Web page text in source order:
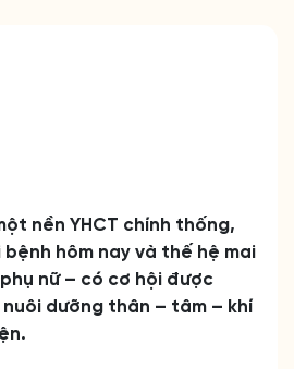
nền YHCT chính thống,
hôm nay và thế hệ mai
nữ – có cơ hội được
dưỡng thân – tâm – khí